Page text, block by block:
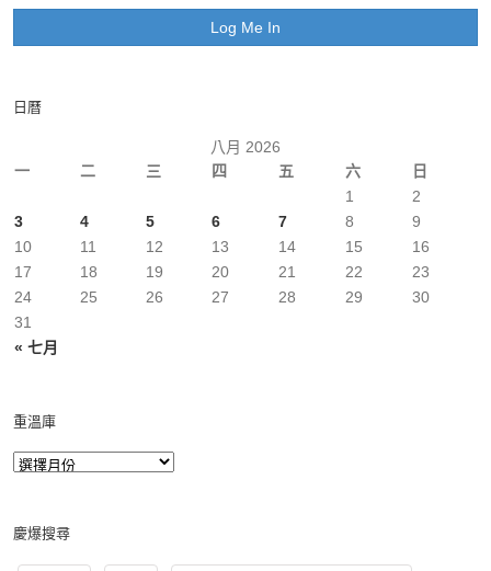
日曆
八月 2026
一
二 三 四 五 六 日
« 七月
1
2
3
4 5 6 7 8
9
10
11 12 13 14 15
16
17
18 19 20 21 22
23
24
25 26 27 28 29
30
31
重溫庫
慶爆搜尋